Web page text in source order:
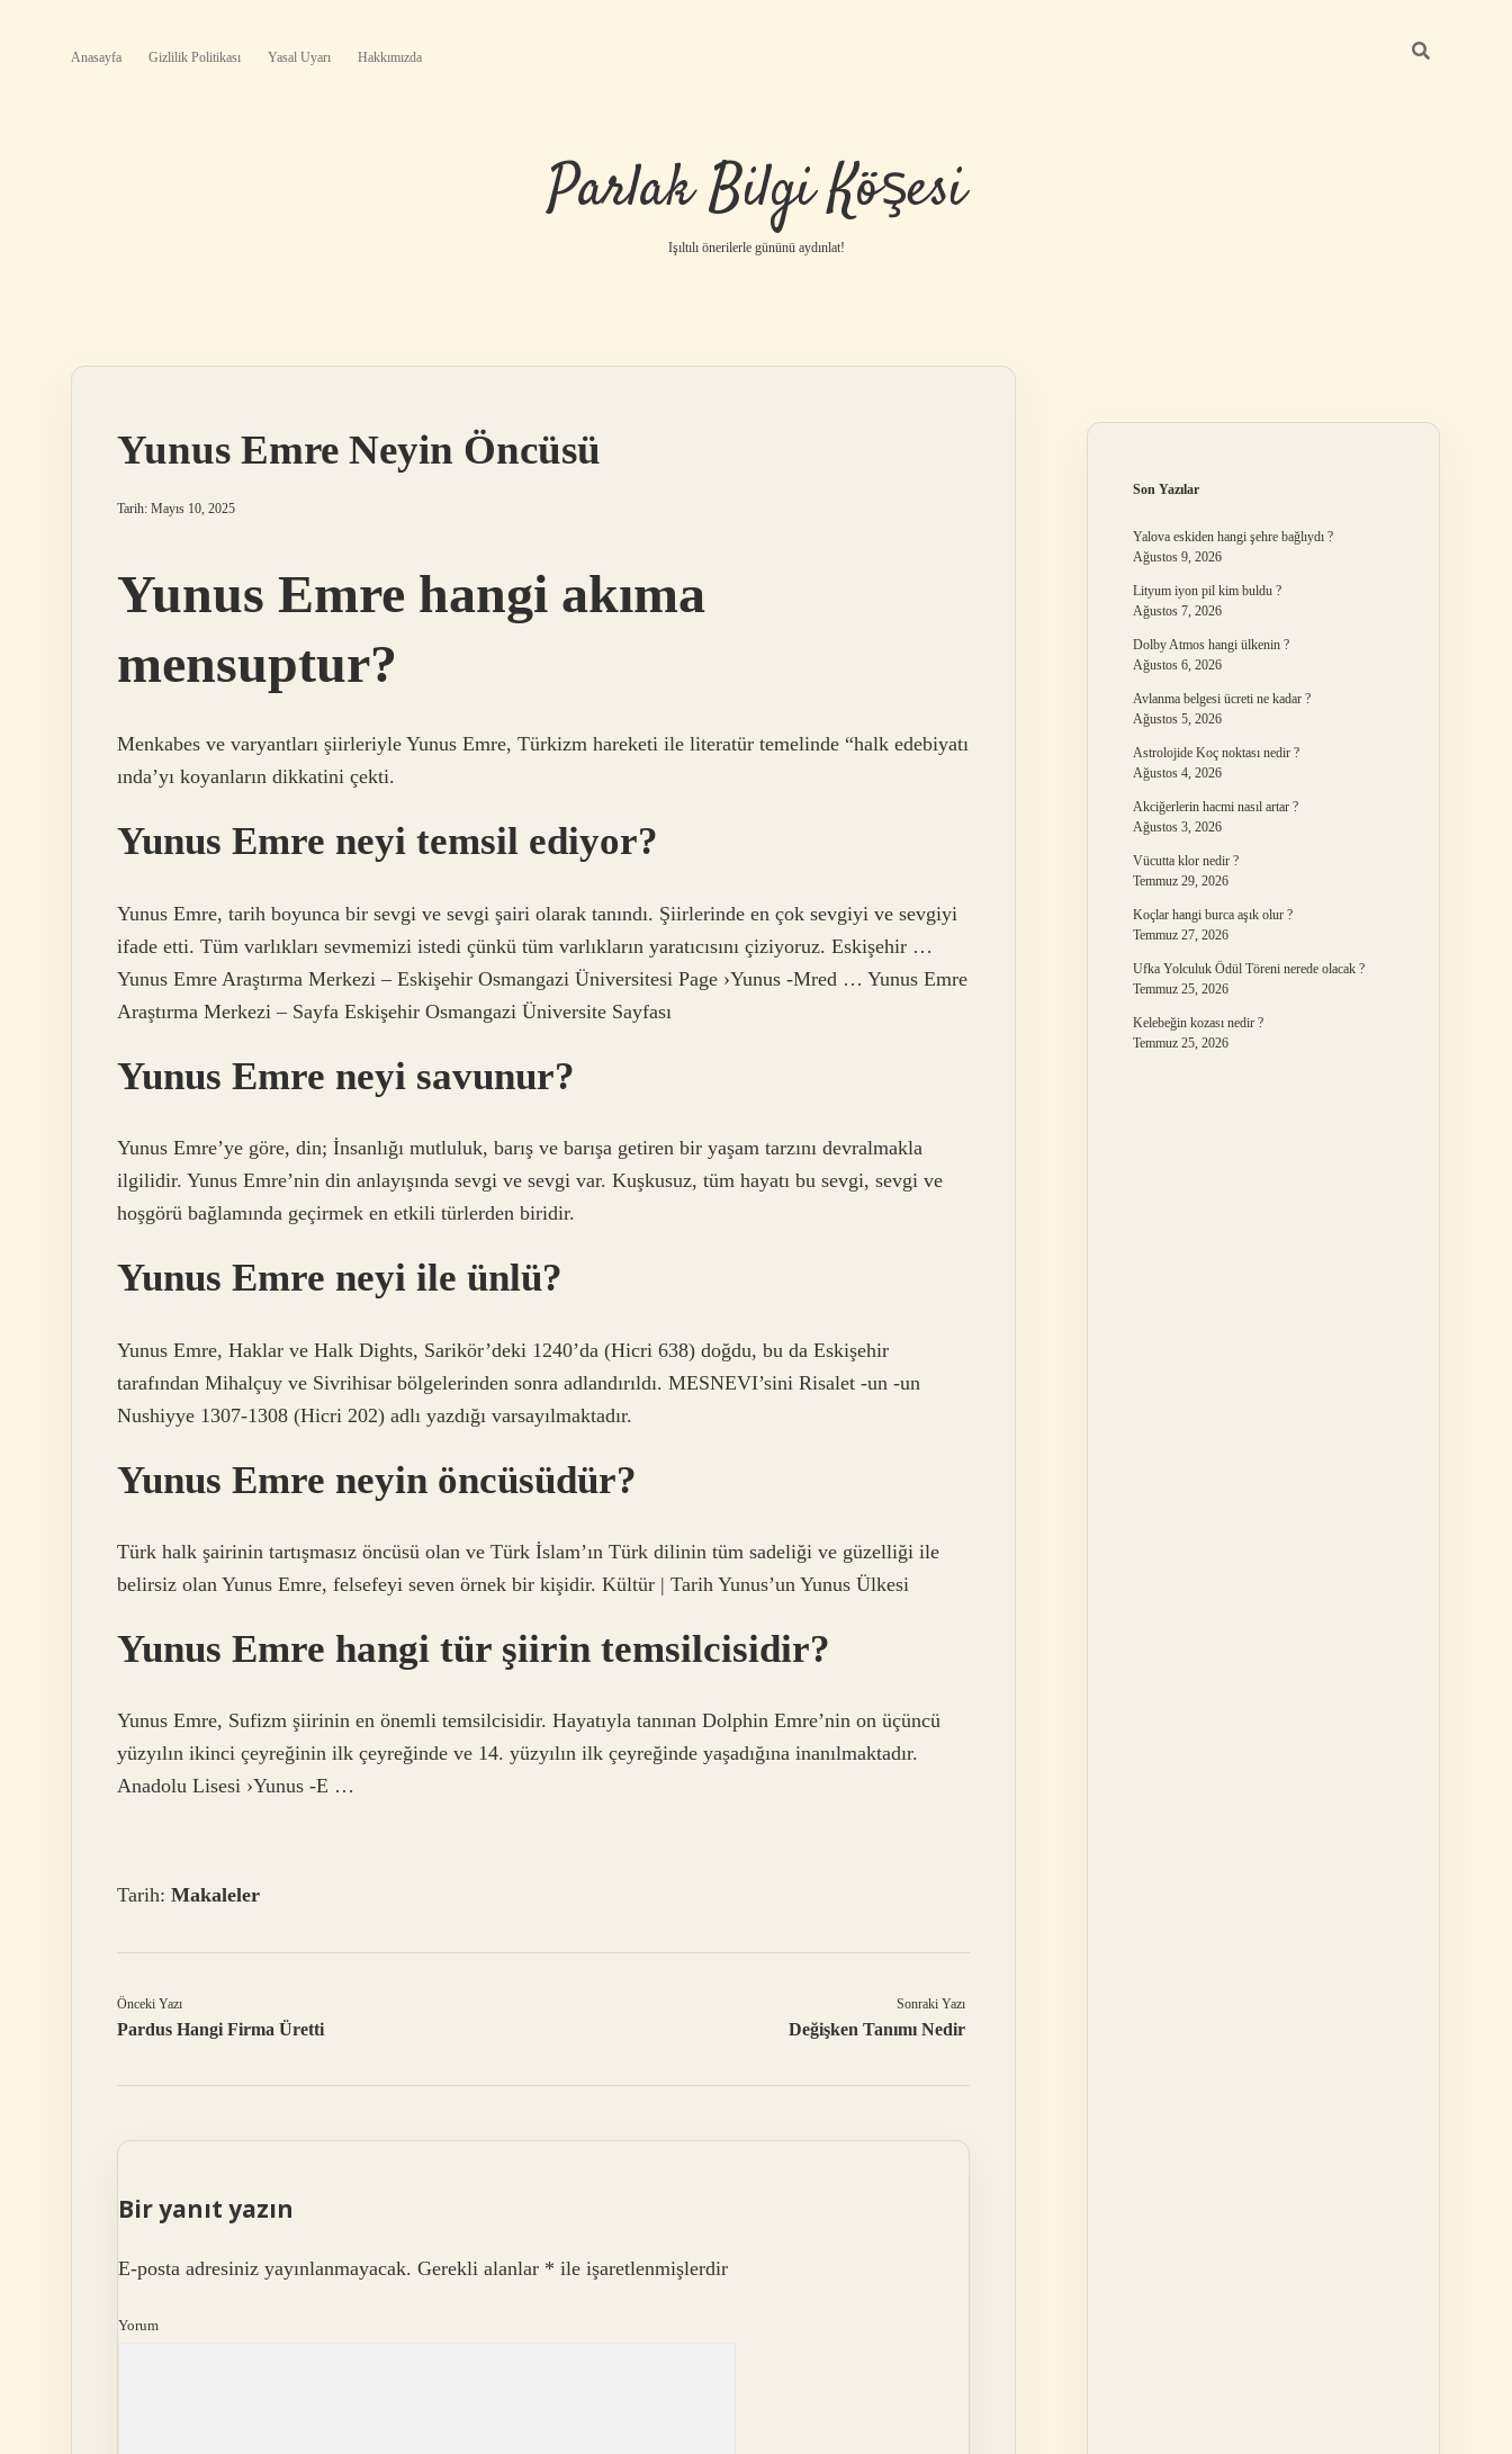
Anasayfa Gizlilik Politikası Yasal Uyarı Hakkımızda
Parlak Bilgi Köşesi
Işıltılı önerilerle gününü aydınlat!
Yunus Emre Neyin Öncüsü
Tarih: Mayıs 10, 2025
Yunus Emre hangi akıma
mensuptur?
Menkabes ve varyantları şiirleriyle Yunus Emre, Türkizm hareketi ile literatür temelinde “halk edebiyatı
ında’yı koyanların dikkatini çekti.
Yunus Emre neyi temsil ediyor?
Yunus Emre, tarih boyunca bir sevgi ve sevgi şairi olarak tanındı. Şiirlerinde en çok sevgiyi ve sevgiyi
ifade etti. Tüm varlıkları sevmemizi istedi çünkü tüm varlıkların yaratıcısını çiziyoruz. Eskişehir …
Yunus Emre Araştırma Merkezi – Eskişehir Osmangazi Üniversitesi Page ›Yunus -Mred … Yunus Emre
Araştırma Merkezi – Sayfa Eskişehir Osmangazi Üniversite Sayfası
Yunus Emre neyi savunur?
Yunus Emre’ye göre, din; İnsanlığı mutluluk, barış ve barışa getiren bir yaşam tarzını devralmakla
ilgilidir. Yunus Emre’nin din anlayışında sevgi ve sevgi var. Kuşkusuz, tüm hayatı bu sevgi, sevgi ve
hoşgörü bağlamında geçirmek en etkili türlerden biridir.
Yunus Emre neyi ile ünlü?
Yunus Emre, Haklar ve Halk Dights, Sarikör’deki 1240’da (Hicri 638) doğdu, bu da Eskişehir
tarafından Mihalçuy ve Sivrihisar bölgelerinden sonra adlandırıldı. MESNEVI’sini Risalet -un -un
Nushiyye 1307-1308 (Hicri 202) adlı yazdığı varsayılmaktadır.
Yunus Emre neyin öncüsüdür?
Türk halk şairinin tartışmasız öncüsü olan ve Türk İslam’ın Türk dilinin tüm sadeliği ve güzelliği ile
belirsiz olan Yunus Emre, felsefeyi seven örnek bir kişidir. Kültür | Tarih Yunus’un Yunus Ülkesi
Yunus Emre hangi tür şiirin temsilcisidir?
Yunus Emre, Sufizm şiirinin en önemli temsilcisidir. Hayatıyla tanınan Dolphin Emre’nin on üçüncü
yüzyılın ikinci çeyreğinin ilk çeyreğinde ve 14. yüzyılın ilk çeyreğinde yaşadığına inanılmaktadır.
Anadolu Lisesi ›Yunus -E …
Tarih: Makaleler
Önceki Yazı
Pardus Hangi Firma Üretti
Sonraki Yazı
Değişken Tanımı Nedir
Bir yanıt yazın
E-posta adresiniz yayınlanmayacak. Gerekli alanlar * ile işaretlenmişlerdir
Yorum
Son Yazılar
Yalova eskiden hangi şehre bağlıydı ?
Ağustos 9, 2026
Lityum iyon pil kim buldu ?
Ağustos 7, 2026
Dolby Atmos hangi ülkenin ?
Ağustos 6, 2026
Avlanma belgesi ücreti ne kadar ?
Ağustos 5, 2026
Astrolojide Koç noktası nedir ?
Ağustos 4, 2026
Akciğerlerin hacmi nasıl artar ?
Ağustos 3, 2026
Vücutta klor nedir ?
Temmuz 29, 2026
Koçlar hangi burca aşık olur ?
Temmuz 27, 2026
Ufka Yolculuk Ödül Töreni nerede olacak ?
Temmuz 25, 2026
Kelebeğin kozası nedir ?
Temmuz 25, 2026